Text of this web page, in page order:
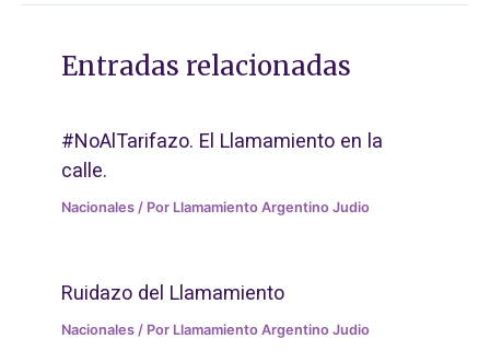
Entradas relacionadas
#NoAlTarifazo. El Llamamiento en la
calle.
Nacionales / Por Llamamiento Argentino Judio
Ruidazo del Llamamiento
Nacionales / Por Llamamiento Argentino Judio